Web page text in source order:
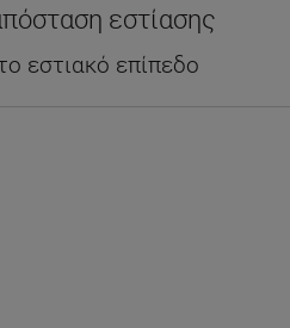
εστίασης
εστιακό επίπεδο